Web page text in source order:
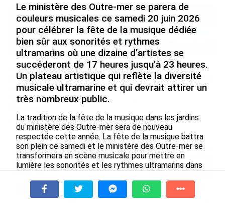
SÉRIE. Histoire des chefs-
lieux d’Outre-mer : Nouméa,
une capitale construite par
le bagne, le nickel et le
le 08/08/2026
Rapport 2025 de l’Ifremer :
un engagement décisif dans
les Outre-mer
De Messi à Trump : l’expérience
internationale du Martiniquais Benoît
le 07/08/2026
À la une Tv Radio A Propos
Le ministère des Outre-mer se parera de
couleurs musicales ce samedi 20 juin 2026
pour célébrer la fête de la musique dédiée
bien sûr aux sonorités et rythmes
ultramarins où une dizaine d’artistes se
succéderont de 17 heures jusqu’à 23 heures.
Un plateau artistique qui reflète la diversité
musicale ultramarine et qui devrait attirer un
très nombreux public.
La tradition de la fête de la musique dans les jardins
du ministère des Outre-mer sera de nouveau
respectée cette année. La fête de la musique battra
son plein ce samedi et le ministère des Outre-mer se
transformera en scène musicale pour mettre en
lumière les sonorités et les rythmes ultramarins dans
Le concert débutera dès 17 heures ce samedi et se